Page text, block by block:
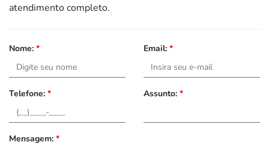
atendimento completo.
Nome: * Email: *
Telefone: * Assunto: *
Mensagem: *